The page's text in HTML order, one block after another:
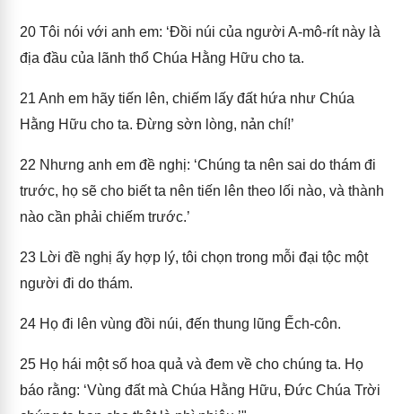
20 Tôi nói với anh em: ‘Đồi núi của người A-mô-rít này là
địa đầu của lãnh thổ Chúa Hằng Hữu cho ta.
21 Anh em hãy tiến lên, chiếm lấy đất hứa như Chúa
Hằng Hữu cho ta. Đừng sờn lòng, nản chí!’
22 Nhưng anh em đề nghị: ‘Chúng ta nên sai do thám đi
trước, họ sẽ cho biết ta nên tiến lên theo lối nào, và thành
nào cần phải chiếm trước.’
23 Lời đề nghị ấy hợp lý, tôi chọn trong mỗi đại tộc một
người đi do thám.
24 Họ đi lên vùng đồi núi, đến thung lũng Ếch-côn.
25 Họ hái một số hoa quả và đem về cho chúng ta. Họ
báo rằng: ‘Vùng đất mà Chúa Hằng Hữu, Đức Chúa Trời